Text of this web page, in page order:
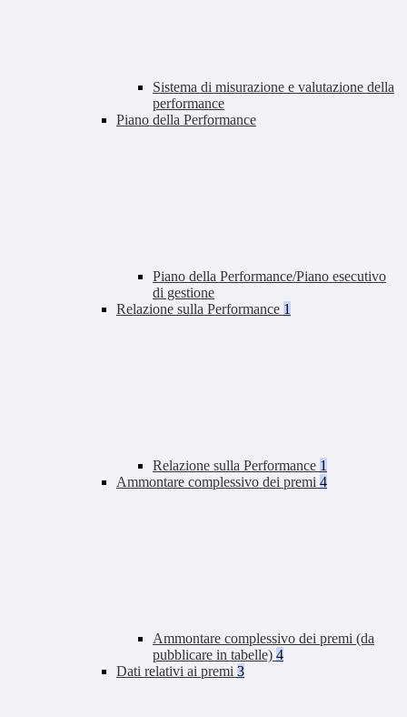
Sistema di misurazione e valutazione della
performance
Piano della Performance
Piano della Performance/Piano esecutivo
di gestione
Relazione sulla Performance 1
Relazione sulla Performance 1
Ammontare complessivo dei premi 4
Ammontare complessivo dei premi (da
pubblicare in tabelle) 4
Dati relativi ai premi 3